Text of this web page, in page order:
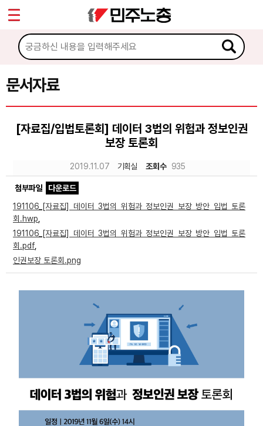
문서자료
[자료집/입법토론회] 데이터 3법의 위험과 정보인권
보장 토론회
2019.11.07 기획실 조회수 935
첨부파일
다운로드
191106_[자료집] 데이터 3법의 위험과 정보인권 보장 방안 입법 토론
회.hwp
191106_[자료집] 데이터 3법의 위험과 정보인권 보장 방안 입법 토론
회.pdf
인권보장 토론회.png
마이페이지
소개
소식
문서자료
이미지자료
미디어자료
카드뉴스
부설기관
Sketchbook5, 스케치북5
Sketchbook5, 스케치북5